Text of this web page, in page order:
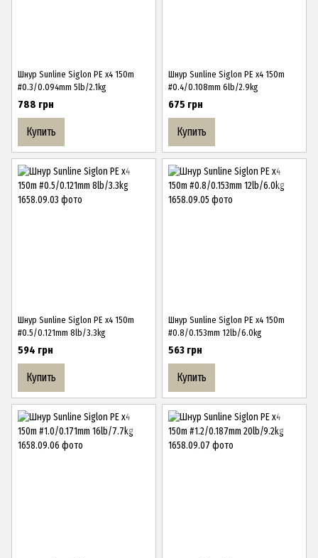
Шнур Sunline Siglon PE х4 150m
#0.3/0.094mm 5lb/2.1kg
788 грн
Купить
Шнур Sunline Siglon PE х4 150m
#0.4/0.108mm 6lb/2.9kg
675 грн
Купить
Шнур Sunline Siglon PE х4 150m
#0.5/0.121mm 8lb/3.3kg
594 грн
Купить
Шнур Sunline Siglon PE х4 150m
#0.8/0.153mm 12lb/6.0kg
563 грн
Купить